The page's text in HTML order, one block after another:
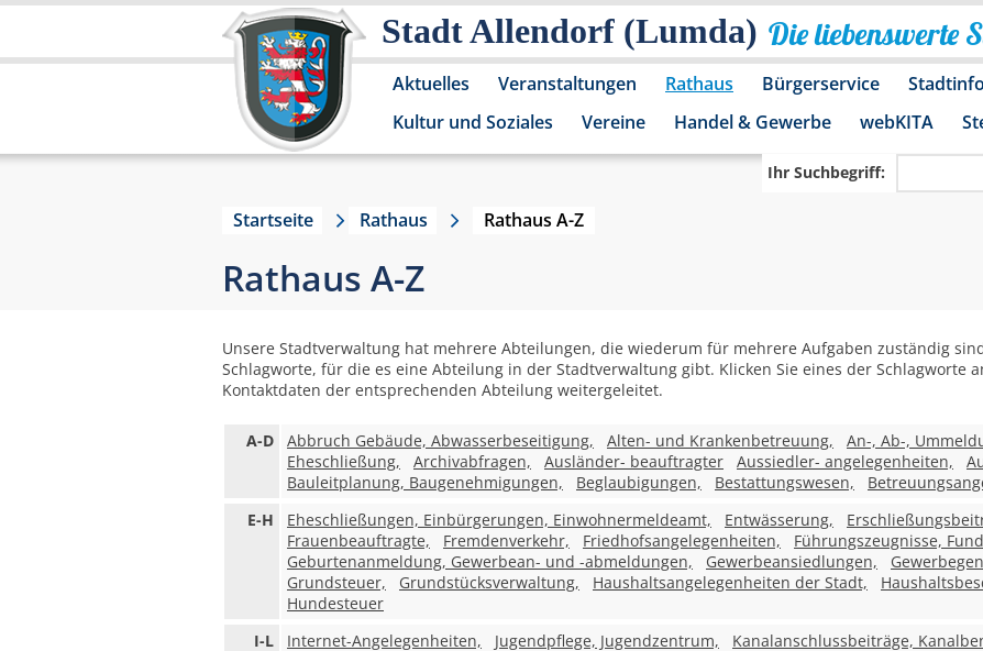
Stadt Allendorf (Lumda) Die liebenswerte
Aktuelles Veranstaltungen Rathaus Bürgerservice
Kultur und Soziales
Vereine Handel & Gewerbe webKITA
Ihr Suchbegriff:
Startseite Rathaus Rathaus A-Z
Rathaus A-Z
Unsere Stadtverwaltung hat mehrere Abteilungen, die wiederum für mehrere Aufgaben zuständig
Schlagworte, für die es eine Abteilung in der Stadtverwaltung gibt. Klicken Sie eines der Schlagworte
Kontaktdaten der entsprechenden Abteilung weitergeleitet.
A-D Abbruch Gebäude, Abwasserbeseitigung, Alten- und Krankenbetreuung,
An-, Ab-,
Eheschließung,
Archivabfragen, Ausländer- beauftragter Aussiedler- angelegenheiten,
Bauleitplanung, Baugenehmigungen,
Beglaubigungen, Bestattungswesen,
E-H
Eheschließungen, Einbürgerungen, Einwohnermeldeamt, Entwässerung,
Frauenbeauftragte,
Fremdenverkehr, Friedhofsangelegenheiten, Führungszeugnisse,
Geburtenanmeldung, Gewerbean- und -abmeldungen,
Gewerbeansiedlungen,
Grundsteuer,
Grundstücksverwaltung, Haushaltsangelegenheiten der Stadt,
Hundesteuer
I-L
Internet-Angelegenheiten, Jugendpflege, Jugendzentrum, Kanalanschlussbeiträge,